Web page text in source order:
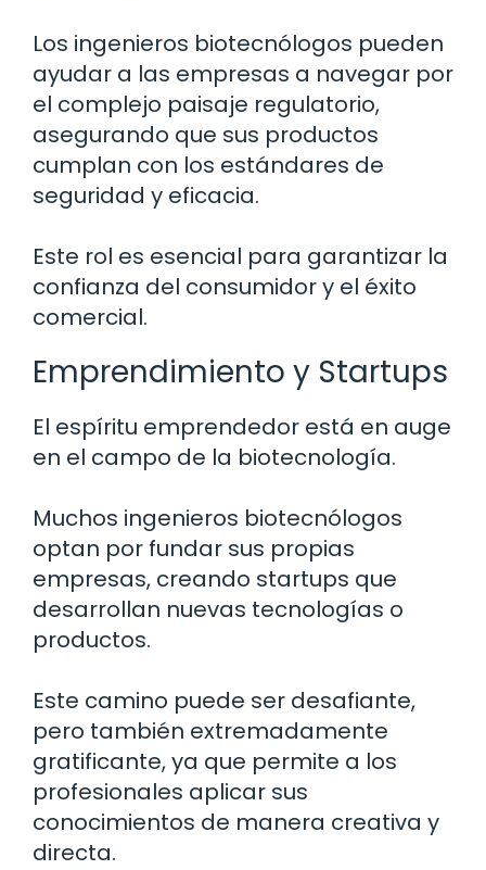
Los ingenieros biotecnólogos pueden
ayudar a las empresas a navegar por
el complejo paisaje regulatorio,
asegurando que sus productos
cumplan con los estándares de
seguridad y eficacia.
Este rol es esencial para garantizar la
confianza del consumidor y el éxito
comercial.
Emprendimiento y Startups
El espíritu emprendedor está en auge
en el campo de la biotecnología.
Muchos ingenieros biotecnólogos
optan por fundar sus propias
empresas, creando startups que
desarrollan nuevas tecnologías o
productos.
Este camino puede ser desafiante,
pero también extremadamente
gratificante, ya que permite a los
profesionales aplicar sus
conocimientos de manera creativa y
directa.